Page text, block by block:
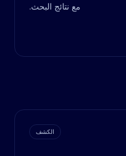
مع نتائج البحث.
الكشف